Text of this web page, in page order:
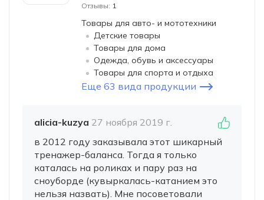
Отзывы: 1
Товары для авто- и мототехники
Детские товары
Товары для дома
Одежда, обувь и аксессуары
Товары для спорта и отдыха
Еще 63 вида продукции
alicia-kuzya 27 ноября 2019 г.
в 2012 году заказывала этот шикарный
тренажер-баланса. Тогда я только
каталась на роликах и пару раз на
сноуборде (кувыркалась-катанием это
нельзя назвать). Мне посоветовали